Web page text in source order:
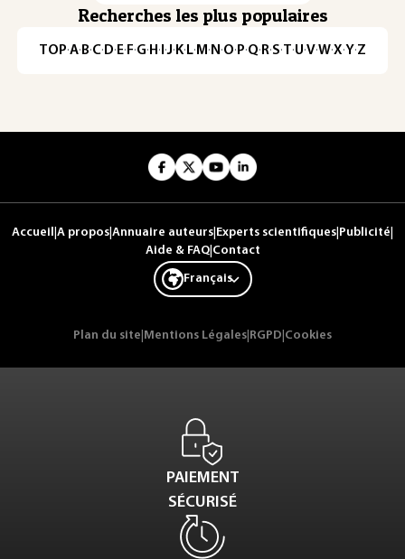
Recherches les plus populaires
TOP·A·B·C· D· E· F·G· H · ·J· K· L· M · N ·O· P·Q· R·S·T·U·V·W·X·Y·Z
Accueil A propos Annuaire auteurs Experts scientifiques Publicité
Aide & FAQ| Contact
Français
Plan du site Mentions Légales RGPD Cookies
PAIEMENT
SÉCURISÉ